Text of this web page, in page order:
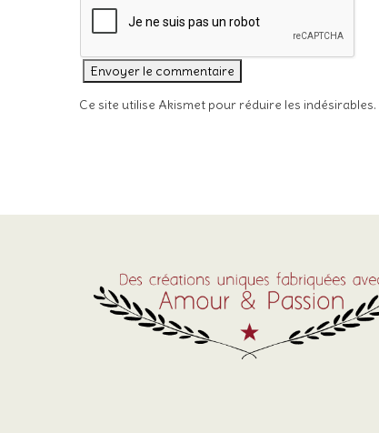
Ce site utilise Akismet pour réduire les indésirables.